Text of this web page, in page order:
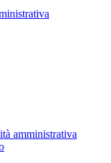
amministrativa